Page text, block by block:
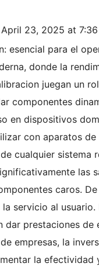
April 23, 2025 at
esencial para el
donde la
juegan un
componentes
en dispositivos
con aparatos
cualquier sistema
las
caros.
servicio al
prestaciones de
empresas, la
la efectividad